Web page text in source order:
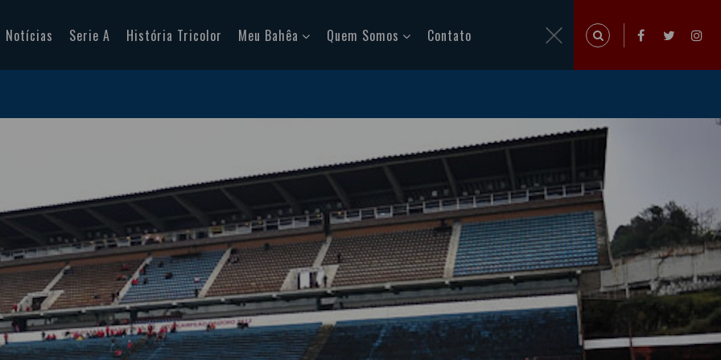
Notícias Serie A História Tricolor Meu Bahêa Quem Somos Contato